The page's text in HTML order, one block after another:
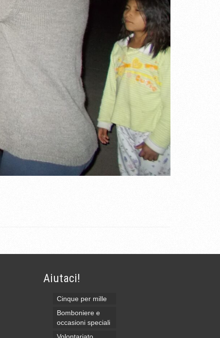
Aiutaci!
Cinque per mille
Bomboniere e
occasioni speciali